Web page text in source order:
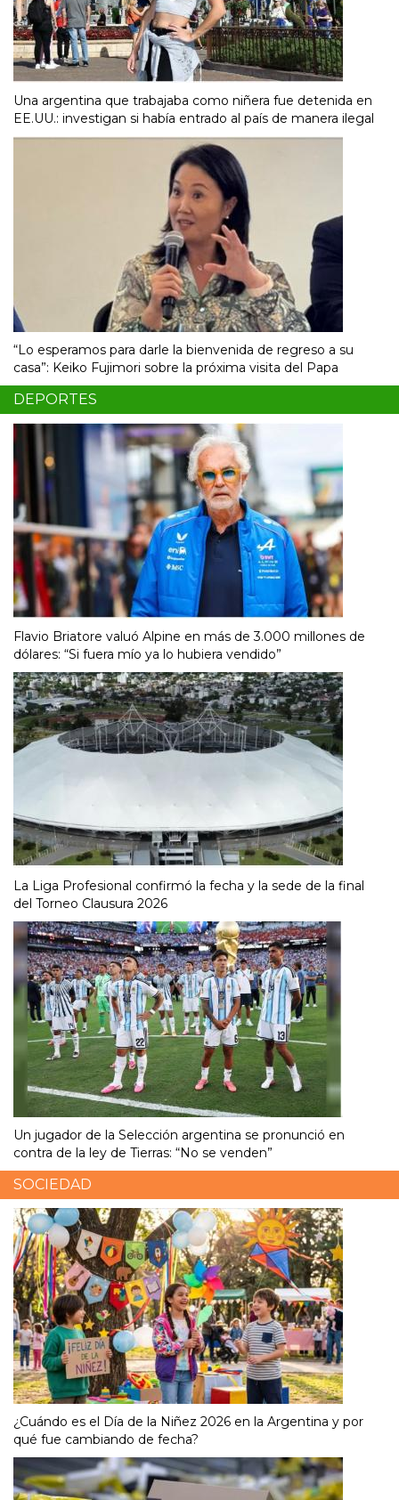
Una argentina que trabajaba como niñera fue detenida en
EE.UU.: investigan si había entrado al país de manera ilegal
“Lo esperamos para darle la bienvenida de regreso a su
casa”: Keiko Fujimori sobre la próxima visita del Papa
DEPORTES
Flavio Briatore valuó Alpine en más de 3.000 millones de
dólares: “Si fuera mío ya lo hubiera vendido”
La Liga Profesional confirmó la fecha y la sede de la final
del Torneo Clausura 2026
Un jugador de la Selección argentina se pronunció en
contra de la ley de Tierras: “No se venden”
SOCIEDAD
¿Cuándo es el Día de la Niñez 2026 en la Argentina y por
qué fue cambiando de fecha?